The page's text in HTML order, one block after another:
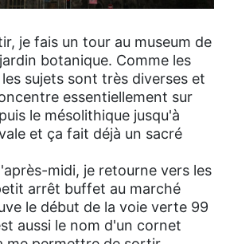
je fais un tour au museum de
botanique. Comme les
sujets sont très diverses et
essentiellement sur
le mésolithique jusqu'à
et ça fait déjà un sacré
midi, je retourne vers les
arrêt buffet au marché
le début de la voie verte 99
aussi le nom d'un cornet